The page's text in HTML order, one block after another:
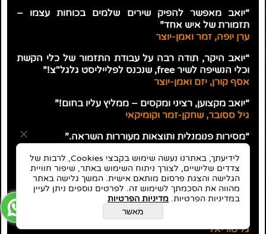
“יואב מאפשר להפיק שירים שלמים בכוחות עצמו –
תזמורת של איש אחד”
ערן יופה, זמר ואמן-יוצר
“יואב היקר, תודה רבה על עבודת התזמור של כלי הקשת
וכלי הנשיפה לשיר free, שנכנס לפלייליסט גלגל"צ!”
אסף קורן, יזם ואמן-יוצר
“יואב מקצוען, רציני ומקסים – ממליץ עליו בחום!”
גיל ססובר, שחקן-זמר וקומיקאי
“מסירות פנומנלית ותוצאות מעוררות השראה.”
תמרה מומצוגלו, יזמית Eva Greentech ומוסיקאית
״תהליך הקלטת השירה היה פורה מאוד מבחינתי. יואב
הנחה אותי בדיוק רב איך לשיר ולתת לרגש להיות נוכח. הוא
באמת משקיע את כל כולו בכל פרויקט שהוא נכנס אליו, עד
כדי כך, שקיבלתי ממנו שיחה בלילה, על כך שהוא הוסיף
״ליין״ לפזמון שהקפיץ את השיר למעלה.
גל טוריאל
לידיעתך, באתרנו נעשה שימוש בקבצי Cookies, לרבות של
צדדים שלישיים, לצורך ניתוח השימוש באתר, שיפור חוויית
הגלישה והצגת פרסום מותאם אישית. המשך גלישה באתר
מהווה את הסכמתך לשימוש זה. לפרטים נוספים ניתן לעיין
במדיניות הפרטיות. מדיניות הפרטיות
מאשר